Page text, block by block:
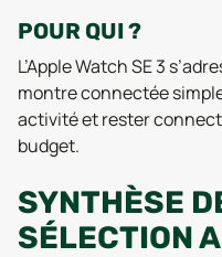
POUR QUI ?
L’Apple Watch SE 3
montre connectée
activité et rester
budget.
SYNTHÈSE
SÉLECTION